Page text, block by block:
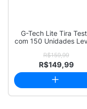
G-Tech Lite Tira
com 150 Unidades
R$159,99
R$149,99